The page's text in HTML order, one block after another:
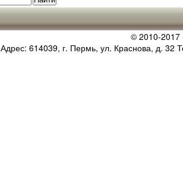
© 2010-
Адрес: 614039, г. Пермь, ул. Краснова, д. 32